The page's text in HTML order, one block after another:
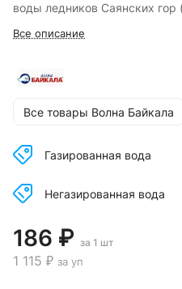
воды ледников Саянских
Все описание
Все товары Волна Байкала
Газированная вода
Негазированная вода
186 ₽ за 1 шт
1 115 ₽ за уп